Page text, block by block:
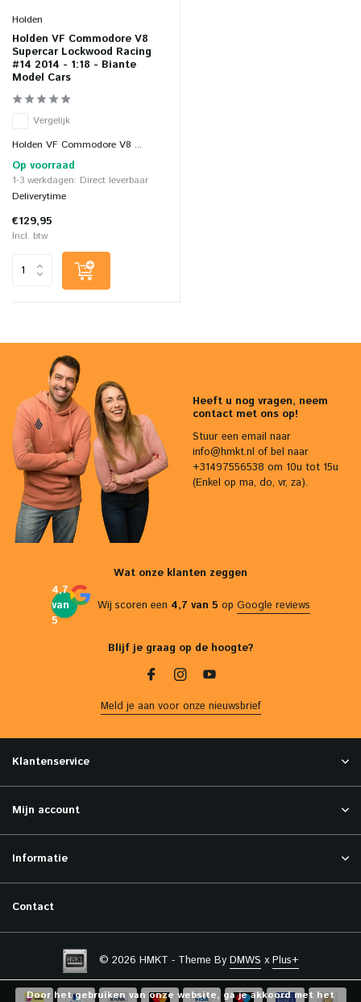
Holden
Holden VF Commodore V8
Supercar Lockwood Racing
#14 2014 - 1:18 - Biante
Model Cars
Vergelijk
Holden VF Commodore V8 ...
Op voorraad
1-3 werkdagen: Direct leverbaar
Deliverytime
€129,95
Incl. btw
Heeft u nog vragen, neem
contact met ons op!
Stuur een email naar
info@hmkt.nl of bel naar
+31497556538 om 10u tot 15u
(Enkel op ma, do, vr, za).
Wat onze klanten zeggen
4,7
van
5
Wij scoren een 4,7 van 5 op Google reviews
Blijf je graag op de hoogte?
Meld je aan voor onze nieuwsbrief
Klantenservice
Mijn account
Informatie
Contact
© 2026 HMKT - Theme By DMWS x Plus+
Door het gebruiken van onze website, ga je akkoord met het